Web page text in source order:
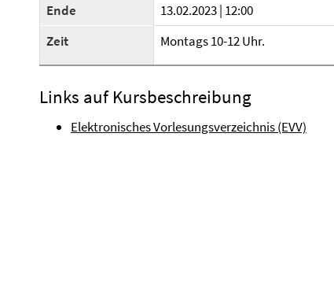
Ende
13.02.2023 | 12:00
Zeit
Montags 10-12 Uhr.
Links auf Kursbeschreibung
Elektronisches Vorlesungsverzeichnis (EVV)